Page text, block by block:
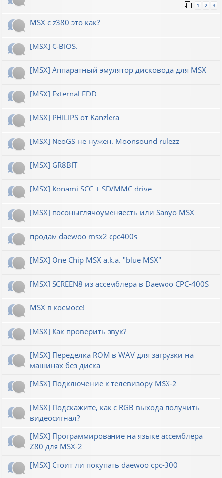
1 2 3
MSX с z380 это как?
[MSX] C-BIOS.
[MSX] Аппаратный эмулятор дисковода для MSX
[MSX] External FDD
[MSX] PHILIPS от Kanzlera
[MSX] NeoGS не нужен. Moonsound rulezz
[MSX] GR8BIT
[MSX] Konami SCC + SD/MMC drive
[MSX] посоныглячоуменяесть или Sanyo MSX
продам daewoo msx2 cpc400s
[MSX] One Chip MSX a.k.a. "blue MSX"
[MSX] SCREEN8 из ассемблера в Daewoo CPC-400S
MSX в космосе!
[MSX] Как проверить звук?
[MSX] Переделка ROM в WAV для загрузки на
машинах без диска
[MSX] Подключение к телевизору MSX-2
[MSX] Подскажите, как с RGB выхода получить
видеосигнал?
[MSX] Программирование на языке ассемблера
Z80 для MSX-2
[MSX] Стоит ли покупать daewoo cpc-300